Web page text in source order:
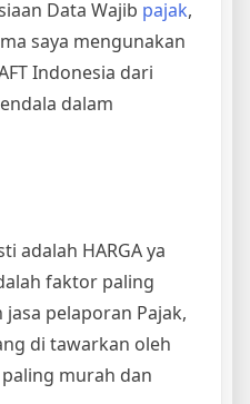
Data Wajib pajak,
saya mengunakan
Indonesia dari
dalam
adalah HARGA ya
faktor paling
pelaporan Pajak,
di tawarkan oleh
paling murah dan